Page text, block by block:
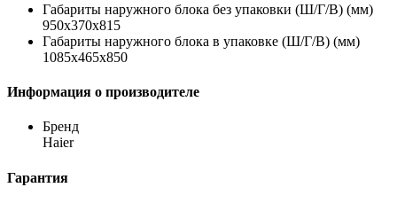
Габариты наружного блока без упаковки (Ш/Г/В) (мм)
950x370x815
Габариты наружного блока в упаковке (Ш/Г/В) (мм)
1085x465x850
Информация о производителе
Бренд
Haier
Гарантия